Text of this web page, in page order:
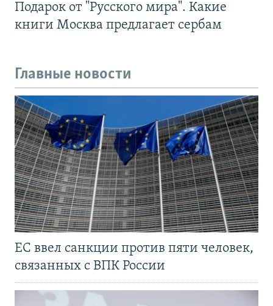
Подарок от "Русского мира". Какие
книги Москва предлагает сербам
Главные новости
ЕС ввел санкции против пяти человек,
связанных с ВПК России